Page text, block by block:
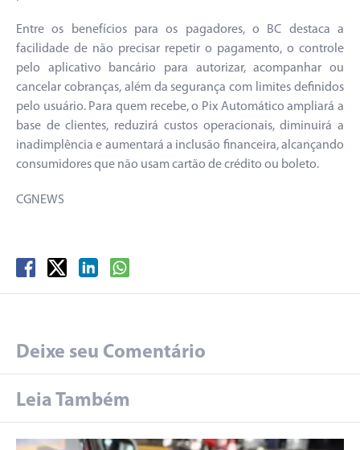
Entre os benefícios para os pagadores, o BC destaca a
facilidade de não precisar repetir o pagamento, o controle
pelo aplicativo bancário para autorizar, acompanhar ou
cancelar cobranças, além da segurança com limites definidos
pelo usuário. Para quem recebe, o Pix Automático ampliará a
base de clientes, reduzirá custos operacionais, diminuirá a
inadimplência e aumentará a inclusão financeira, alcançando
consumidores que não usam cartão de crédito ou boleto.
CGNEWS
Deixe seu Comentário
Leia Também